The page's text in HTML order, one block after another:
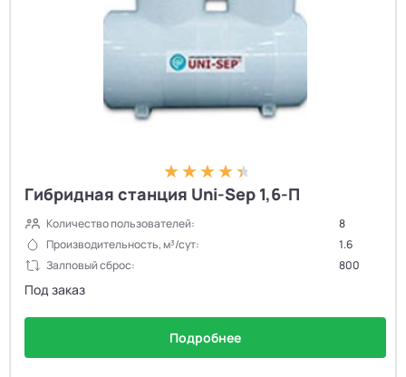
Гибридная станция Uni-Sep 1,6-П
Количество пользователей:
8
Производительность, м³/сут:
1.6
Залповый сброс:
800
Под заказ
Подробнее